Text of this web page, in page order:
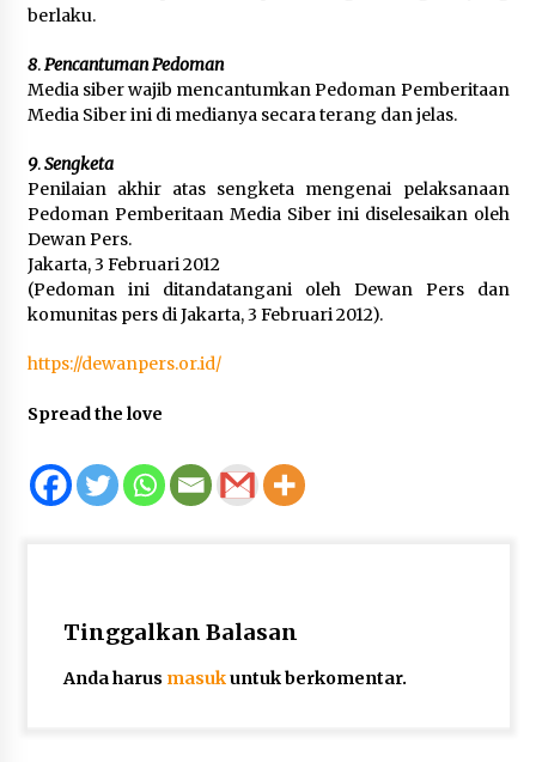
berlaku.
8.Pencantuman Pedoman
Media siber wajib mencantumkan Pedoman Pemberitaan
Media Siber ini di medianya secara terang dan jelas.
9.Sengketa
Penilaian akhir atas sengketa mengenai pelaksanaan
Pedoman Pemberitaan Media Siber ini diselesaikan oleh
Dewan Pers.
Jakarta, 3 Februari 2012
(Pedoman ini ditandatangani oleh Dewan Pers dan
komunitas pers di Jakarta, 3 Februari 2012).
https://dewanpers.or.id/
Spread the love
Tinggalkan Balasan
Anda harus masukuntuk berkomentar.